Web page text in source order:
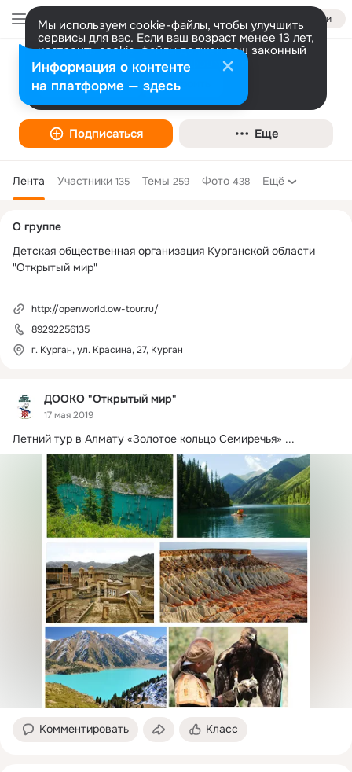
Войти
Мы используем cookie-файлы, чтобы улучшить
сервисы для вас. Если ваш возраст менее 13 лет,
настроить cookie-файлы должен ваш законный
представитель. Больше информации
Разрешить все Настроить
ДООКО "Открытый мир"
Общественная организация
Подписаться Еще
Лента Участники 135 Темы 259 Фото 438 Ещё
ДООКО "Открытый мир"
17 мая 2019
Летний тур в Алмату «Золотое кольцо Семиречья» ...
Комментировать Класс
колонка
О группе
Детская общественная организация Курганской области
"Открытый мир"
http://openworld.ow-tour.ru/
89292256135
г. Курган, ул. Красина, 27, Курган
Информация о контенте
на платформе — здесь